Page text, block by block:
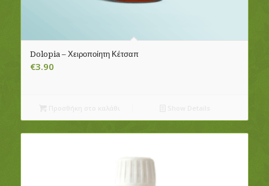
Dolopia – Χειροποίητη Κέτσαπ
€3.90